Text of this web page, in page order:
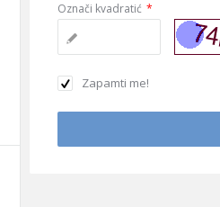
Označi kvadratić *
Zapamti me!